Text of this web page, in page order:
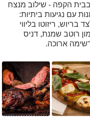
הקפה - שילוב מנצח
עם נגיעות ביתיות:
ריזוטו בליווי
רוטב שמנת, דניס
ארוכה.